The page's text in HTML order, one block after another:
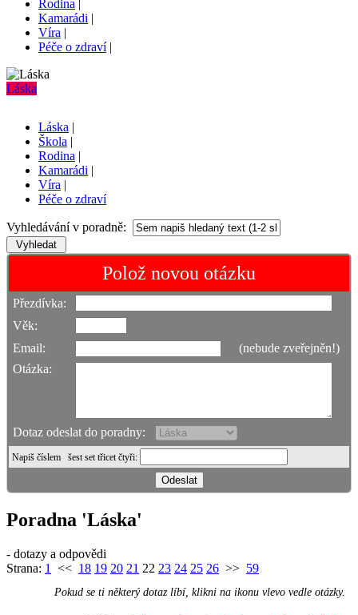
Rodina |
Kamarádi |
Víra |
Péče o zdraví|
Láska
Láska |
Škola |
Rodina |
Kamarádi |
Víra |
Péče o zdraví
Vyhledávání v poradně:
Polož novou otázku
Přezdívka:
Věk:
Email:
(nebude zveřejněn!)
Otázka:
Dotaz odeslat do poradny:
Napiš číslem šest set třicet čtyři:
Poradna 'Láska'
- dotazy a odpovědi
Strana: 1 << 18 19 20 21 22 23 24 25 26 >> 59
Pokud se ti některý dotaz líbí, klikni na ikonu vlevo vedle otázky.